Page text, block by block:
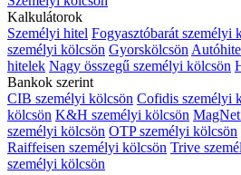
Kalkulátorok
Személyi hitel Fogyasztóbarát személyi
személyi kölcsön Gyorskölcsön
hitelek Nagy összegű személyi kölcsön
Bankok szerint
CIB személyi kölcsön Cofidis személyi
kölcsön K&H személyi kölcsön
személyi kölcsön OTP személyi kölcsön
Raiffeisen személyi kölcsön Trive
személyi kölcsön